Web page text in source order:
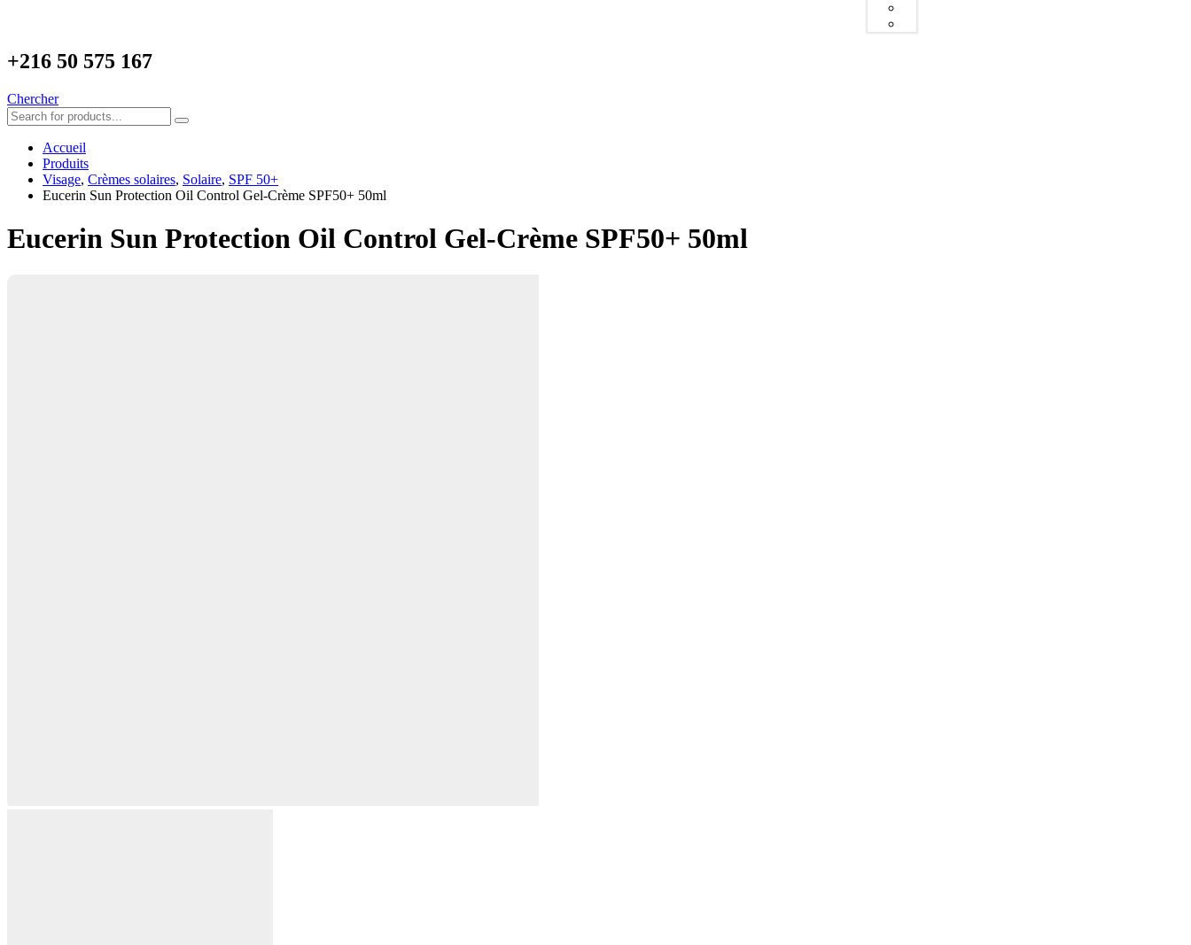
+216 50 575 167
Chercher
Accueil
Produits
Visage, Crèmes solaires, Solaire, SPF 50+
Eucerin Sun Protection Oil Control Gel-Crème SPF50+ 50ml
Eucerin Sun Protection Oil Control Gel-Crème SPF50+ 50ml